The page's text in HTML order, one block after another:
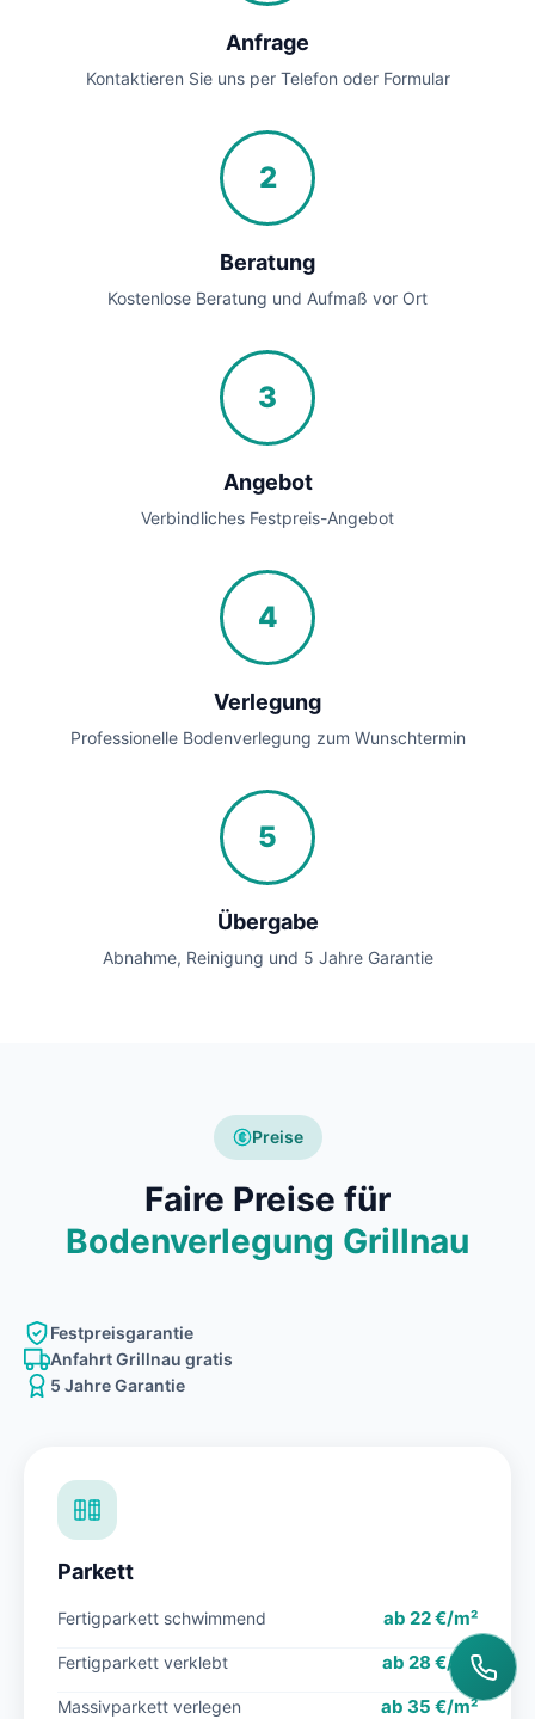
Anfrage
Kontaktieren Sie uns per Telefon oder Formular
2
Beratung
Kostenlose Beratung und Aufmaß vor Ort
3
Angebot
Verbindliches Festpreis-Angebot
4
Verlegung
Professionelle Bodenverlegung zum Wunschtermin
5
Übergabe
Abnahme, Reinigung und 5 Jahre Garantie
Preise
Faire Preise für
Bodenverlegung Grillnau
Festpreisgarantie
Anfahrt Grillnau gratis
5 Jahre Garantie
Parkett
Fertigparkett schwimmend ab 22 €/m²
Fertigparkett verklebt ab 28 €/m²
Massivparkett verlegen ab 35 €/m²